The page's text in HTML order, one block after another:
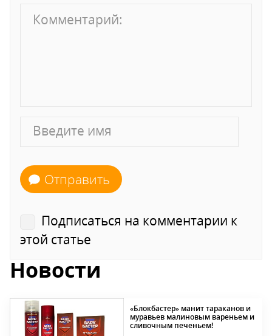
Отправить
Подписаться на комментарии к
этой статье
Новости
«Блокбастер» манит тараканов и
муравьев малиновым вареньем и
сливочным печеньем!